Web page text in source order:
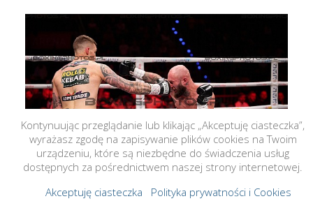
Kontynuując przeglądanie lub klikając „Akceptuję ciasteczka”,
wyrażasz zgodę na zapisywanie plików cookies na Twoim
urządzeniu, które są niezbędne do świadczenia usług
dostępnych za pośrednictwem naszej strony internetowej.
Akceptuję ciasteczka
Polityka prywatności i Cookies